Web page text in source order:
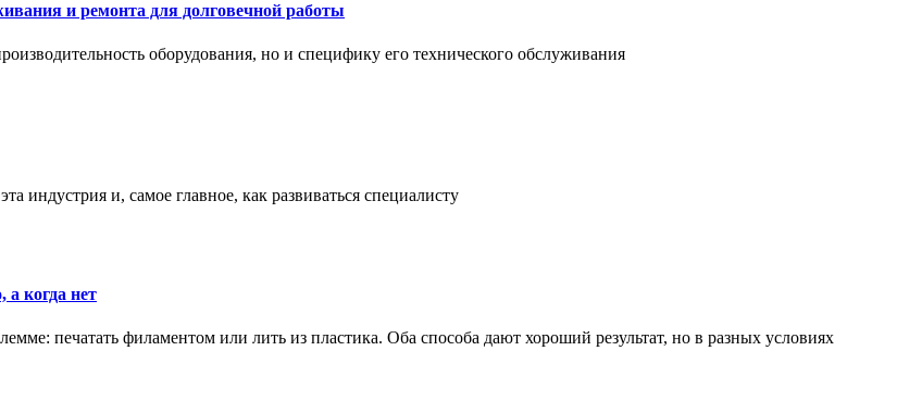
и ремонта для долговечной работы
оборудования, но и специфику его технического обслуживания
индустрия и, самое главное, как развиваться специалисту
а когда нет
печатать филаментом или лить из пластика. Оба способа дают хороший результат, но в разных условиях